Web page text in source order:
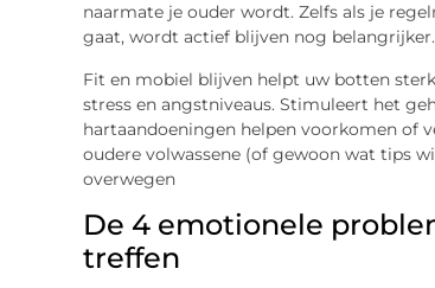
naarmate je ouder wordt. Zelfs als je
gaat, wordt actief blijven nog belangrijker.
Fit en mobiel blijven helpt uw ​​botten
stress en angstniveaus. Stimuleert het
hartaandoeningen helpen voorkomen of
oudere volwassene (of gewoon wat tips
overwegen
De 4 emotionele
treffen